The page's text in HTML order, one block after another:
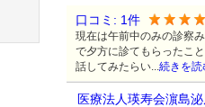
口コミ: 1件
現在は午前中のみの診察
で夕方に診てもらったこ
話してみたらい...続きを読
医療法人瑛寿会濵島